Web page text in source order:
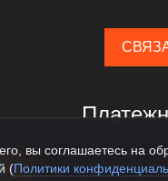
вы соглашаетесь на
(Политики